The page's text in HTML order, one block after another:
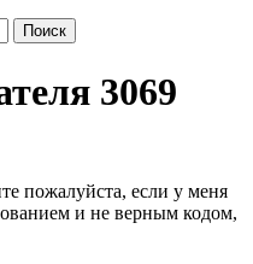
Поиск
3069
пожалуйста, если у меня
и не верным кодом,